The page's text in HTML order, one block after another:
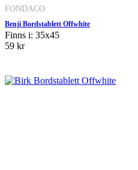
FONDACO
Benji Bordstablett Offwhite
Finns i: 35x45
59 kr